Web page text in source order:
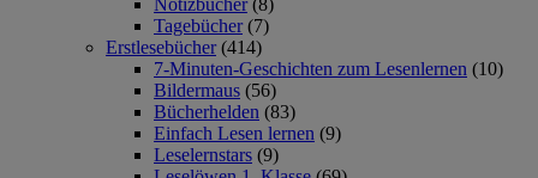
Notizbücher (8)
Tagebücher (7)
Erstlesebücher (414)
7-Minuten-Geschichten zum Lesenlernen (10)
Bildermaus (56)
Bücherhelden (83)
Einfach Lesen lernen (9)
Leselernstars (9)